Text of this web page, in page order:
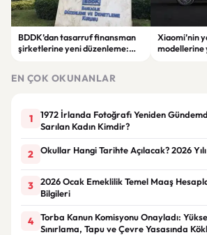
BDDK’dan tasarruf finansman
şirketlerine yeni düzenleme:
Xiaomi’nin
modellerine
EN ÇOK OKUNANLAR
1
1972 İrlanda Fotoğrafı Yeniden
Sarılan Kadın Kimdir?
2 Okullar Hangi Tarihte Açılacak? 2026
3
2026 Ocak Emeklilik Temel Maaş
Bilgileri
4
Torba Kanun Komisyonu Onayladı:
Sınırlama, Tapu ve Çevre Yasasında